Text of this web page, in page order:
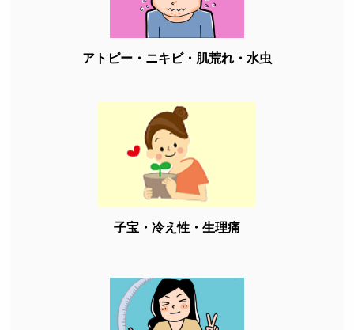
アトピー・ニキビ・肌荒れ・水虫
子宝・冷え性・生理痛